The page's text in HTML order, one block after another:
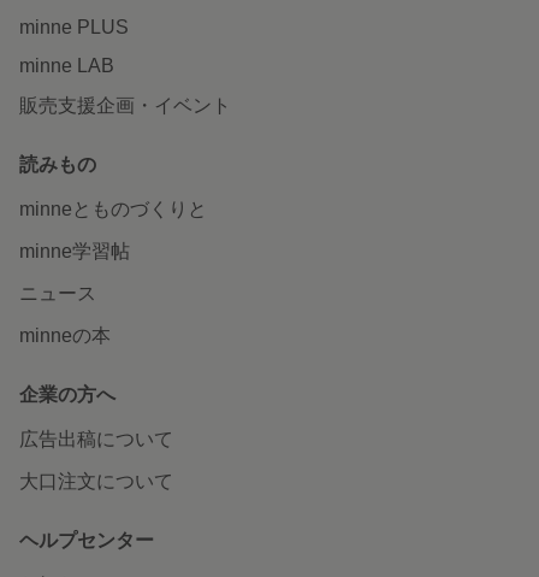
minne PLUS
minne LAB
販売支援企画・イベント
読みもの
minneとものづくりと
minne学習帖
ニュース
minneの本
企業の方へ
広告出稿について
大口注文について
ヘルプセンター